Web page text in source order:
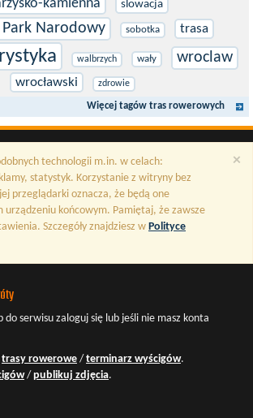
kamienna slowacja
Park Narodowy sobotka trasa
walbrzych wały wroclaw
wrocławski zdrowie
Więcej tagów tras rowerowych
×
technologii m.in. w celach:
statystyk. Korzystanie z witryny bez
przeglądarki oznacza, że będą one
urządzeniu końcowym. Pamiętaj, że zawsze
Szczegóły znajdziesz w Polityce
do serwisu zaloguj się lub jeśli nie masz konta
trasy rowerowe / terminarz wyścigów.
/ publikuj zdjęcia.